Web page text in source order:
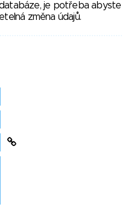
je potřeba abyste
změna údajů.